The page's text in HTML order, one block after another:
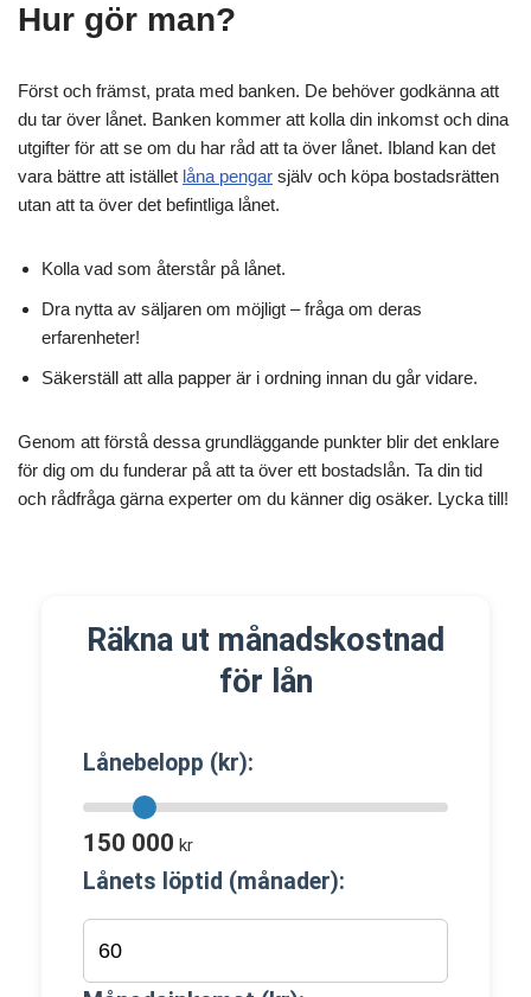
Hur gör man?
Först och främst, prata med banken. De behöver godkänna att
du tar över lånet. Banken kommer att kolla din inkomst och dina
utgifter för att se om du har råd att ta över lånet. Ibland kan det
vara bättre att istället låna pengar själv och köpa bostadsrätten
utan att ta över det befintliga lånet.
Kolla vad som återstår på lånet.
Dra nytta av säljaren om möjligt – fråga om deras
erfarenheter!
Säkerställ att alla papper är i ordning innan du går vidare.
Genom att förstå dessa grundläggande punkter blir det enklare
för dig om du funderar på att ta över ett bostadslån. Ta din tid
och rådfråga gärna experter om du känner dig osäker. Lycka till!
Räkna ut månadskostnad
för lån
Lånebelopp (kr):
150 000 kr
Lånets löptid (månader):